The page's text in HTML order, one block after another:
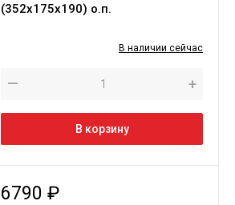
(352х175х190) о.п.
В наличии сейчас
— +
В корзину
6790 ₽